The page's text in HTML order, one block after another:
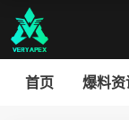
首页 爆料资